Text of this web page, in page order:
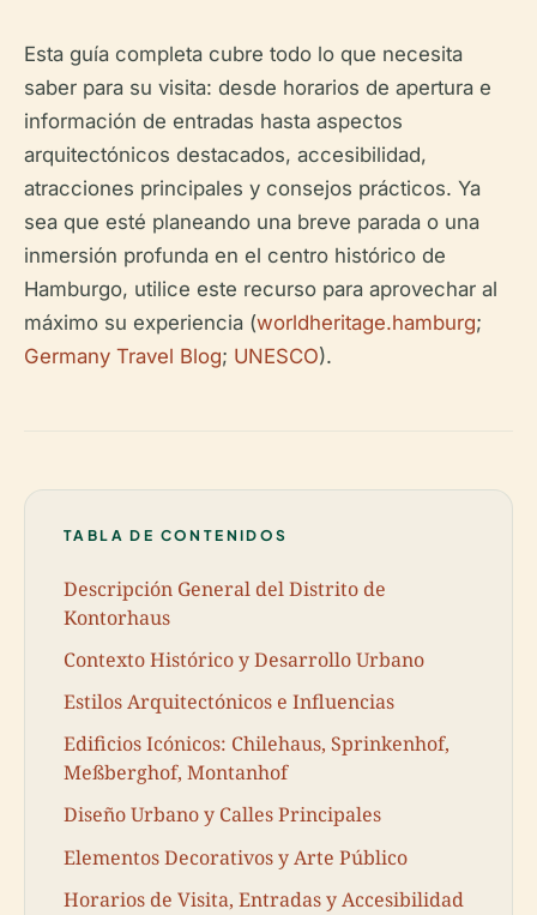
Esta guía completa cubre todo lo que necesita
saber para su visita: desde horarios de apertura e
información de entradas hasta aspectos
arquitectónicos destacados, accesibilidad,
atracciones principales y consejos prácticos. Ya
sea que esté planeando una breve parada o una
inmersión profunda en el centro histórico de
Hamburgo, utilice este recurso para aprovechar al
máximo su experiencia (worldheritage.hamburg;
Germany Travel Blog; UNESCO).
TABLA DE CONTENIDOS
Descripción General del Distrito de
Kontorhaus
Contexto Histórico y Desarrollo Urbano
Estilos Arquitectónicos e Influencias
Edificios Icónicos: Chilehaus, Sprinkenhof,
Meßberghof, Montanhof
Diseño Urbano y Calles Principales
Elementos Decorativos y Arte Público
Horarios de Visita, Entradas y Accesibilidad